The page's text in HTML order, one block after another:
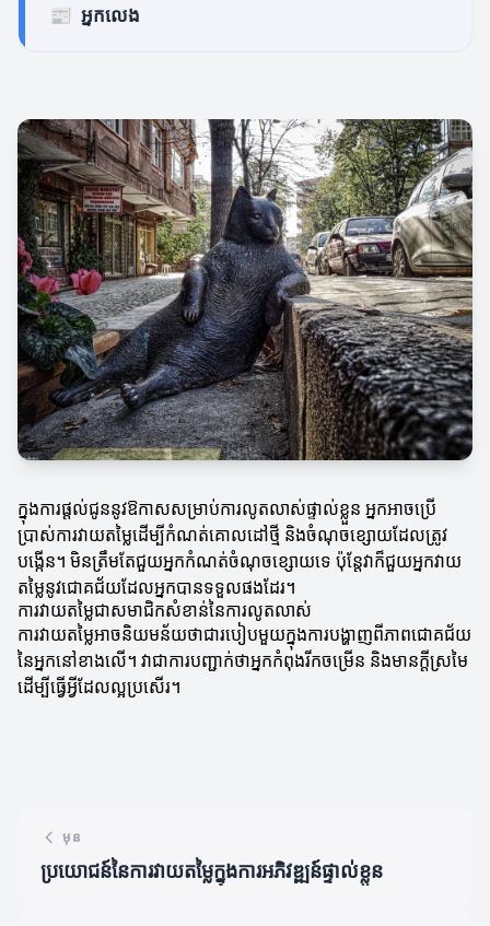
📰 អ្នកលេង
ក្នុងការផ្តល់ជូននូវឱកាសសម្រាប់ការលូតលាស់ផ្ទាល់ខ្លួន អ្នកអាចប្រើ
ប្រាស់ការវាយតម្លៃដើម្បីកំណត់គោលដៅថ្មី និងចំណុចខ្សោយដែលត្រូវ
បង្កើន។ មិនត្រឹមតែជួយអ្នកកំណត់ចំណុចខ្សោយទេ ប៉ុន្តែវាក៏ជួយអ្នកវាយ
តម្លៃនូវជោគជ័យដែលអ្នកបានទទួលផងដែរ។
ការវាយតម្លៃជាសមាជិកសំខាន់នៃការលូតលាស់
ការវាយតម្លៃអាចនិយមន័យថាជារបៀបមួយក្នុងការបង្ហាញពីភាពជោគជ័យ
នៃអ្នកនៅខាងលើ។ វាជាការបញ្ជាក់ថាអ្នកកំពុងរីកចម្រើន និងមានក្តីស្រមៃ
ដើម្បីធ្វើអ្វីដែលល្អប្រសើរ។
មុន
ប្រយោជន៍នៃការវាយតម្លៃក្នុងការអភិវឌ្ឍន៍ផ្ទាល់ខ្លួន